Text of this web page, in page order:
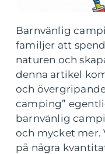
Barnvänlig
familjer att
naturen och
denna artikel
och
camping”
barnvänlig
och mycket mer.
på några